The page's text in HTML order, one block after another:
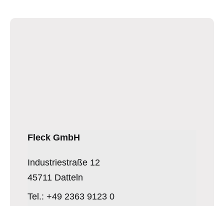
Fleck GmbH
Industriestraße 12
45711 Datteln
Tel.: +49 2363 9123 0